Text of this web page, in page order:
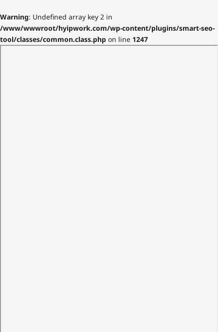
Warning: Undefined array key 2 in
/www/wwwroot/hyipwork.com/wp-content/plugins/smart-seo-
tool/classes/common.class.php on line 1247